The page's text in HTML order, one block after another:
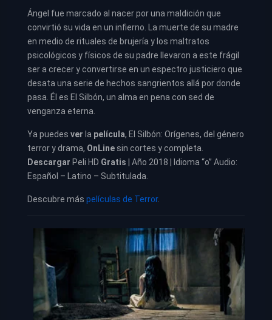
Ángel fue marcado al nacer por una maldición que
convirtió su vida en un infierno. La muerte de su madre
en medio de rituales de brujería y los maltratos
psicológicos y físicos de su padre llevaron a este frágil
ser a crecer y convertirse en un espectro justiciero que
desata una serie de hechos sangrientos allá por donde
pasa. Él es El Silbón, un alma en pena con sed de
venganza eterna.
Ya puedes ver la película, El Silbón: Orígenes, del género
terror y drama, OnLine sin cortes y completa.
Descargar Peli HD Gratis | Año 2018 | Idioma “o” Audio:
Español – Latino – Subtitulada.
Descubre más películas de Terror.